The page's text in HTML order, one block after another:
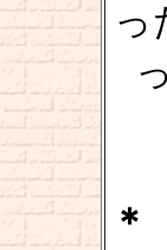
っ
＊